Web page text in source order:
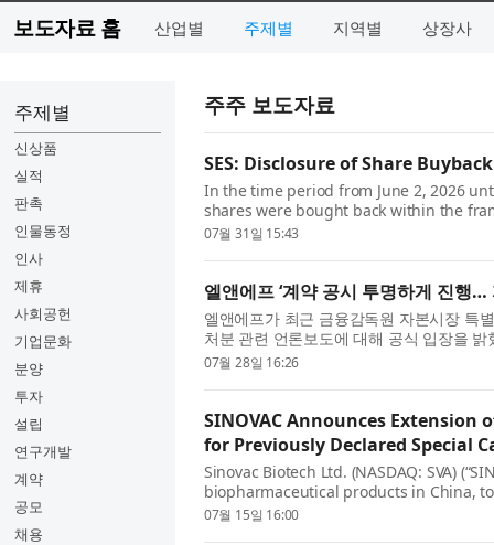
보도자료 홈 산업별 주제별 지역별 상장사
주제별
신상품
실적
판촉
인물동정
인사
제휴
사회공헌
기업문화
분양
투자
설립
연구개발
계약
공모
채용
주주 보도자료
SES: Disclosure of Share
In the time period from June 2, 2026
shares were bought back within the
obligations under SES’s Equity Based
07월 31일 15:43
엘앤에프 ‘계약 공시 투명하게 진행
엘앤에프가 최근 금융감독원 자본시장 특
처분 관련 언론보도에 대해 공식 입장을
사와의 하이니켈 양극재 공급계약 관련 감
07월 28일 16:26
SINOVAC Announces
for Previously Declared Special
Sinovac Biotech Ltd. (NASDAQ: SVA)
biopharmaceutical products in China,
for shareholders and nominee brokers
07월 15일 16:00